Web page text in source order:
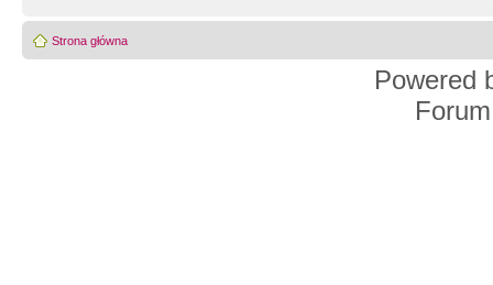
Strona główna
Powered